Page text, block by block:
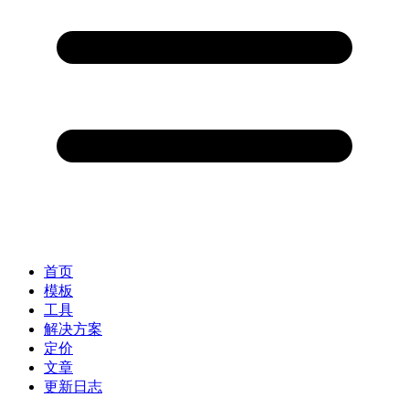
首页
模板
工具
解决方案
定价
文章
更新日志